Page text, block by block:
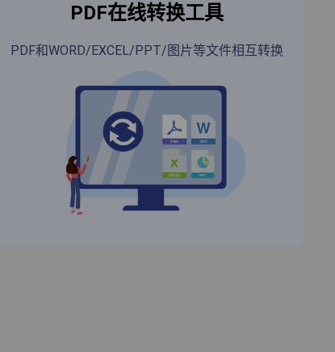
PDF在线转换工具
PDF和WORD/EXCEL/PPT/图片等文件相互转换